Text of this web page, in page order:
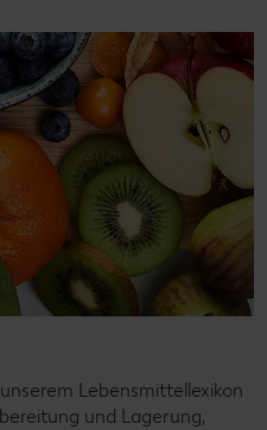
Lebensmittellexikon
und Lagerung,